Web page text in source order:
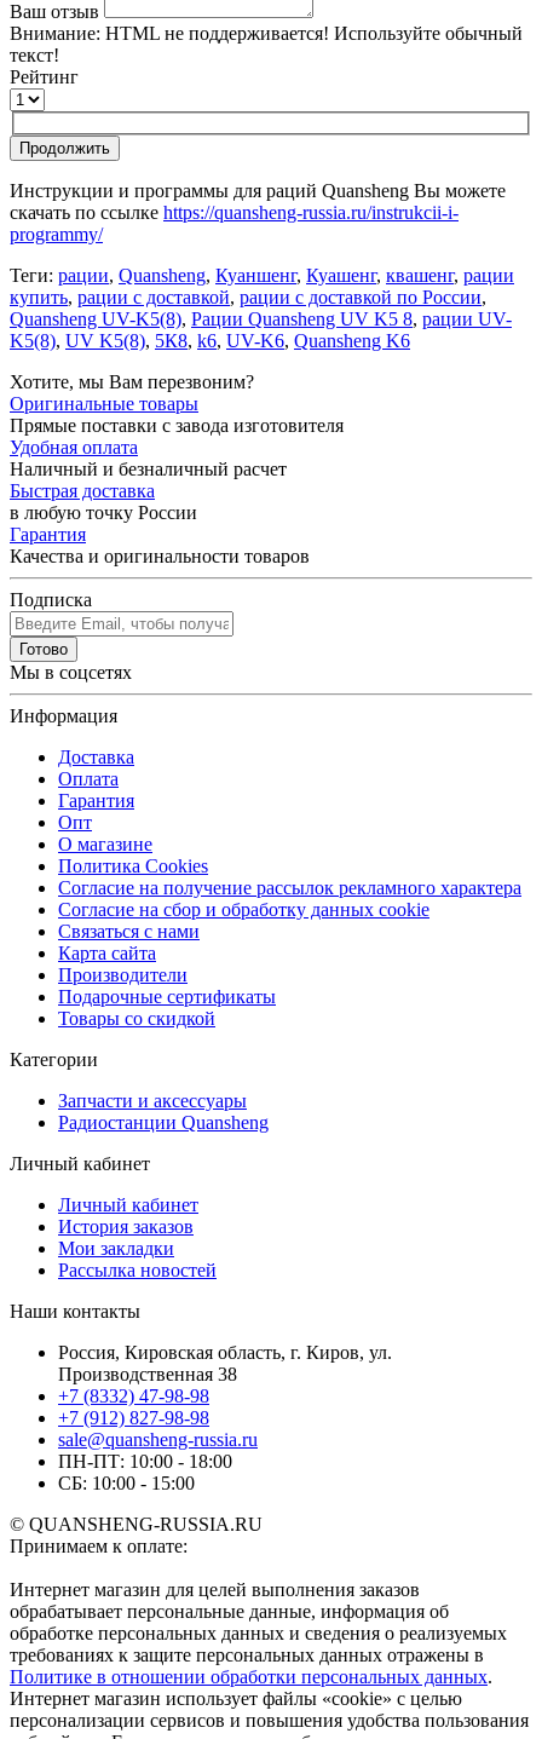
Ваш отзыв
Внимание: HTML не поддерживается! Используйте обычный
текст!
Рейтинг
Продолжить
Инструкции и программы для раций Quansheng Вы можете
скачать по ссылке https://quansheng-russia.ru/instrukcii-i-
programmy/
Теги: рации, Quansheng, Куаншенг, Куашенг, квашенг, рации
купить, рации с доставкой, рации с доставкой по России,
Quansheng UV-K5(8), Рации Quansheng UV K5 8, рации UV-
K5(8), UV K5(8), 5К8, k6, UV-K6, Quansheng K6
Хотите, мы Вам перезвоним?
Оригинальные товары
Прямые поставки с завода изготовителя
Удобная оплата
Наличный и безналичный расчет
Быстрая доставка
в любую точку России
Гарантия
Качества и оригинальности товаров
Подписка
Готово
Мы в соцсетях
Информация
Доставка
Оплата
Гарантия
Опт
О магазине
Политика Cookies
Согласие на получение рассылок рекламного характера
Согласие на сбор и обработку данных cookie
Связаться с нами
Карта сайта
Производители
Подарочные сертификаты
Товары со скидкой
Категории
Запчасти и аксессуары
Радиостанции Quansheng
Личный кабинет
Личный кабинет
История заказов
Мои закладки
Рассылка новостей
Наши контакты
Россия, Кировская область, г. Киров, ул.
Производственная 38
+7 (8332) 47-98-98
+7 (912) 827-98-98
sale@quansheng-russia.ru
ПН-ПТ: 10:00 - 18:00
СБ: 10:00 - 15:00
© QUANSHENG-RUSSIA.RU
Принимаем к оплате:
Интернет магазин для целей выполнения заказов
обрабатывает персональные данные, информация об
обработке персональных данных и сведения о реализуемых
требованиях к защите персональных данных отражены в
Политике в отношении обработки персональных данных.
Интернет магазин использует файлы «cookie» с целью
персонализации сервисов и повышения удобства пользования